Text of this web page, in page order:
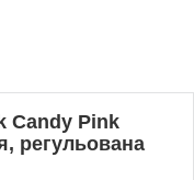
Candy Pink
регульована